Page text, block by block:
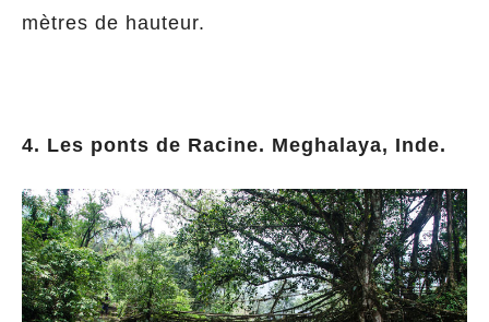
mètres de hauteur.
4. Les ponts de Racine. Meghalaya, Inde.